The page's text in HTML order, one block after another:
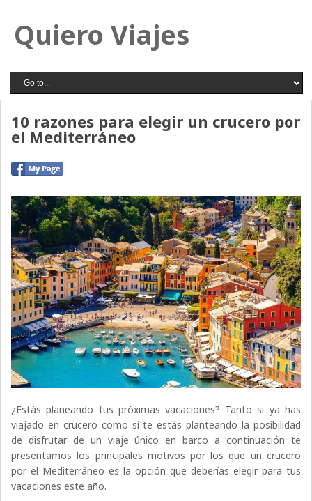
Quiero Viajes
10 razones para elegir un crucero por
el Mediterráneo
¿Estás planeando tus próximas vacaciones? Tanto si ya has
viajado en crucero como si te estás planteando la posibilidad
de disfrutar de un viaje único en barco a continuación te
presentamos los principales motivos por los que un crucero
por el Mediterráneo es la opción que deberías elegir para tus
vacaciones este año.